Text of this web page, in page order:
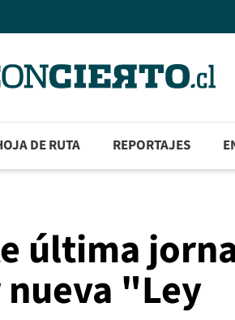
DE RUTA REPORTAJES
última
"Ley